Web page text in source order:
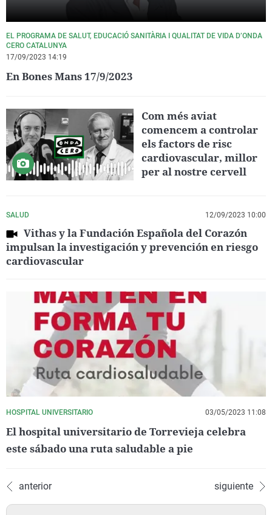
EL PROGRAMA DE SALUT, EDUCACIÓ SANITÀRIA I QUALITAT DE VIDA D’ONDA
CERO CATALUNYA
17/09/2023 14:19
En Bones Mans 17/9/2023
Com més aviat
comencem a controlar
els factors de risc
cardiovascular, millor
per al nostre cervell
SALUD 12/09/2023 10:00
Vithas y la Fundación Española del Corazón
impulsan la investigación y prevención en riesgo
cardiovascular
HOSPITAL UNIVERSITARIO 03/05/2023 11:08
El hospital universitario de Torrevieja celebra
este sábado una ruta saludable a pie
anterior siguiente